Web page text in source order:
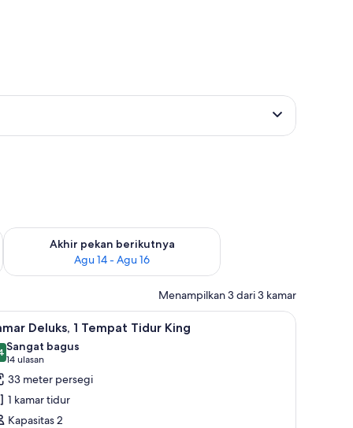
Agu 7 - Agu 9
Akhir pekan berikutnya
Agu 14 - Agu 16
Periksa ketersediaan untuk akhir pekan berikutnya Agu 14 -
Menampilkan 3 dari 3 kamar
kerja Bantalan ekstra lembut, brankas, dan meja
6 Deluks, 1 Tempat Tidur King
dari 10
Sangat bagus
14 ulasan
(14
ulasan)
33 meter persegi
1 kamar tidur
Kapasitas 2